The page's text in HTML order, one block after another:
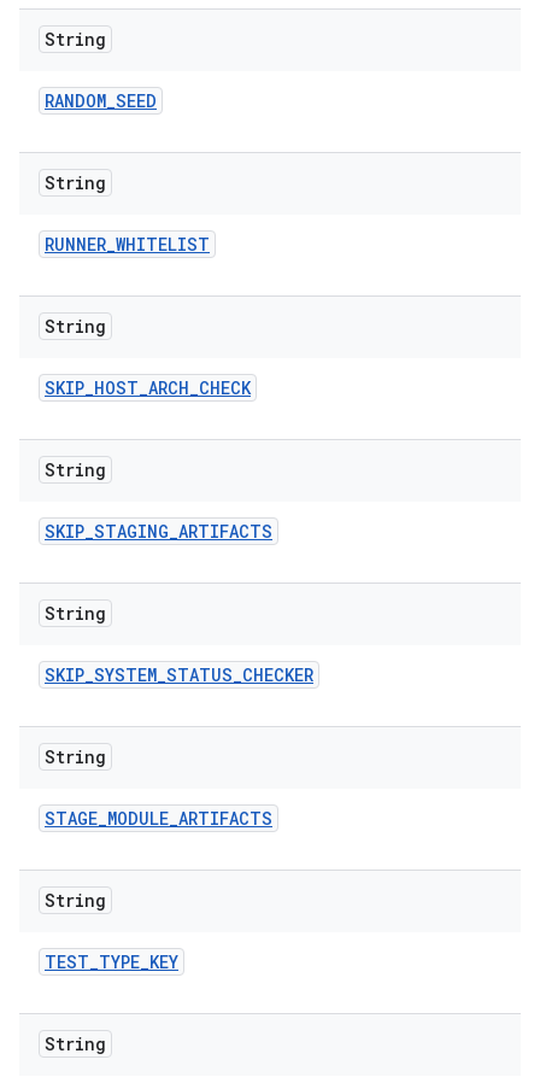
String
RANDOM_SEED
String
RUNNER_WHITELIST
String
SKIP_HOST_ARCH_CHECK
String
SKIP_STAGING_ARTIFACTS
String
SKIP_SYSTEM_STATUS_CHECKER
String
STAGE_MODULE_ARTIFACTS
String
TEST_TYPE_KEY
String